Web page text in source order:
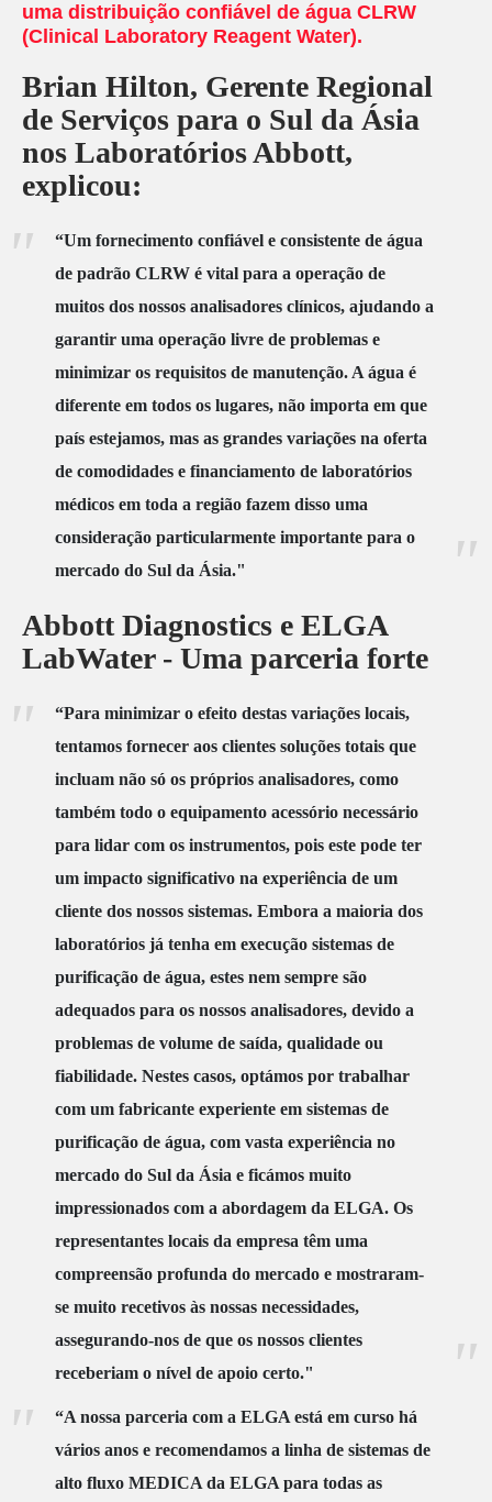
uma distribuição confiável de água CLRW
(Clinical Laboratory Reagent Water).
Brian Hilton, Gerente Regional
de Serviços para o Sul da Ásia
nos Laboratórios Abbott,
explicou:
“Um fornecimento confiável e consistente de água
de padrão CLRW é vital para a operação de
muitos dos nossos analisadores clínicos, ajudando a
garantir uma operação livre de problemas e
minimizar os requisitos de manutenção. A água é
diferente em todos os lugares, não importa em que
país estejamos, mas as grandes variações na oferta
de comodidades e financiamento de laboratórios
médicos em toda a região fazem disso uma
consideração particularmente importante para o
mercado do Sul da Ásia."
Abbott Diagnostics e ELGA
LabWater - Uma parceria forte
“Para minimizar o efeito destas variações locais,
tentamos fornecer aos clientes soluções totais que
incluam não só os próprios analisadores, como
também todo o equipamento acessório necessário
para lidar com os instrumentos, pois este pode ter
um impacto significativo na experiência de um
cliente dos nossos sistemas. Embora a maioria dos
laboratórios já tenha em execução sistemas de
purificação de água, estes nem sempre são
adequados para os nossos analisadores, devido a
problemas de volume de saída, qualidade ou
fiabilidade. Nestes casos, optámos por trabalhar
com um fabricante experiente em sistemas de
purificação de água, com vasta experiência no
mercado do Sul da Ásia e ficámos muito
impressionados com a abordagem da ELGA. Os
representantes locais da empresa têm uma
compreensão profunda do mercado e mostraram-
se muito recetivos às nossas necessidades,
assegurando-nos de que os nossos clientes
receberiam o nível de apoio certo."
“A nossa parceria com a ELGA está em curso há
vários anos e recomendamos a linha de sistemas de
alto fluxo MEDICA da ELGA para todas as